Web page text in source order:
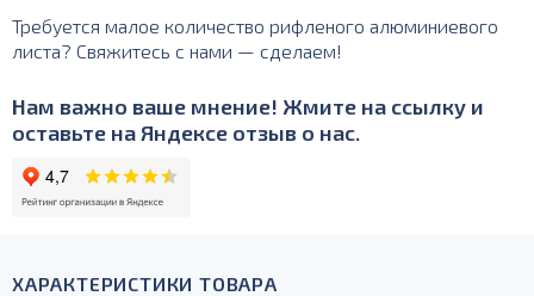
Требуется малое количество рифленого алюминиевого
листа? Свяжитесь с нами — сделаем!
Нам важно ваше мнение! Жмите на ссылку и
оставьте на Яндексе отзыв о нас.
ХАРАКТЕРИСТИКИ ТОВАРА